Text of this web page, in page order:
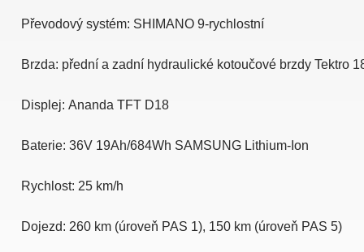
Převodový systém: SHIMANO 9-rychlostní
Brzda: přední a zadní hydraulické kotoučové brzdy Tektro
Displej: Ananda TFT D18
Baterie: 36V 19Ah/684Wh SAMSUNG Lithium-Ion
Rychlost: 25 km/h
Dojezd: 260 km (úroveň PAS 1), 150 km (úroveň PAS 5)